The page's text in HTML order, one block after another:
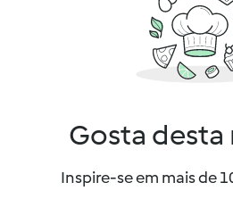
Gosta desta
Inspire-se em mais de